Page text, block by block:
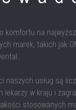
komfortu na
marek, takich jak
naszych usług są
lekarzy w kraju i
stosowanych